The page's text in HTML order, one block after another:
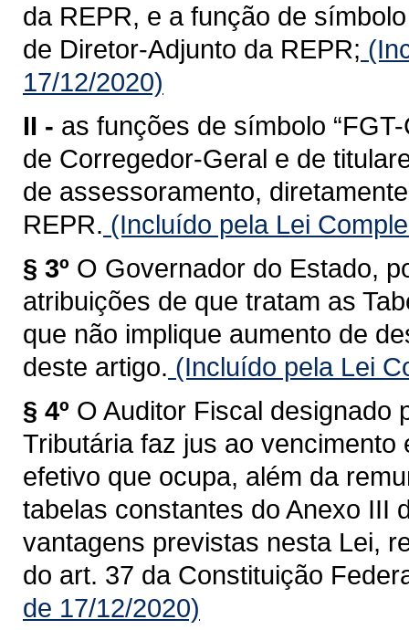
da REPR, e a função de
de Diretor-Adjunto da REPR;
17/12/2020)
II - as funções de símbolo
de Corregedor-Geral e de
de assessoramento,
REPR. (Incluído pela Lei
§ 3º O Governador do Estado,
atribuições de que tratam as
que não implique aumento de
deste artigo. (Incluído pela Lei
§ 4º O Auditor Fiscal designado
Tributária faz jus ao
efetivo que ocupa, além da
tabelas constantes do Anexo III
vantagens previstas nesta Lei,
do art. 37 da Constituição
de 17/12/2020)